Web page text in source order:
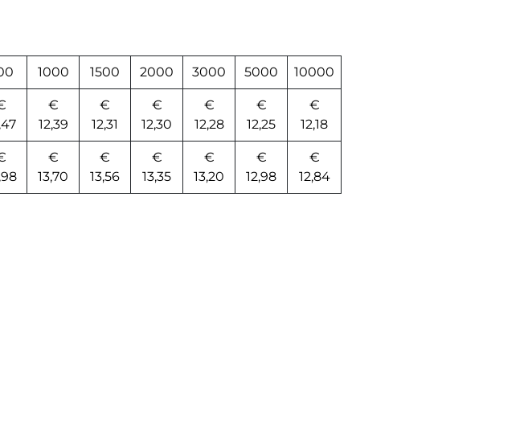
1000 1500 2000 3000 5000 10000
€
12,39
€
12,31
€
12,30
€
12,28
€
12,25
€
12,18
€
13,70
€
13,56
€
13,35
€
13,20
€
12,98
€
12,84